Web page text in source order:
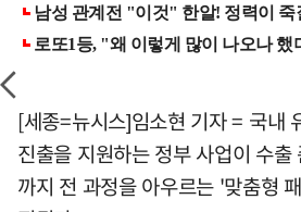
[세종=뉴시스]임소현 기자 = 국내
진출을 지원하는 정부 사업이 수
까지 전 과정을 아우르는 '맞춤형